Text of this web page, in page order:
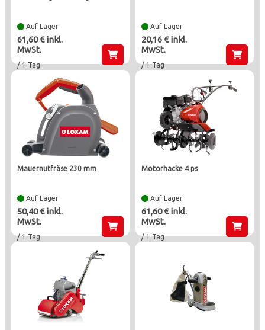
Auf Lager
61,60 € inkl.
MwSt.
/ 1 Tag
Auf Lager
20,16 € inkl.
MwSt.
/ 1 Tag
mauernutfräse 230 mm
Auf Lager
50,40 € inkl.
MwSt.
/ 1 Tag
motorhacke 4 ps
Auf Lager
61,60 € inkl.
MwSt.
/ 1 Tag